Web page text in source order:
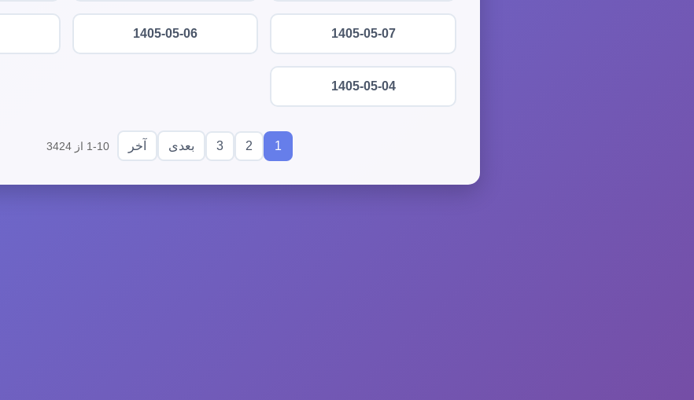
1405-05-07
1405-05-06
1405-05-04
1
2
3 بعدی آخر 1-10 از 3424